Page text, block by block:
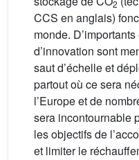
2
CCS en anglais)
monde.
d’innovation sont
saut d’échelle et
partout où ce sera
l’Europe et de
sera incontournable
les objectifs de
et limiter le